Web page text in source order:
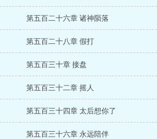
第五百二十六章 诸神陨落
第五百二十八章 假打
第五百三十章 接盘
第五百三十二章 摇人
第五百三十四章 太后想你了
第五百三十六章 永远陪伴